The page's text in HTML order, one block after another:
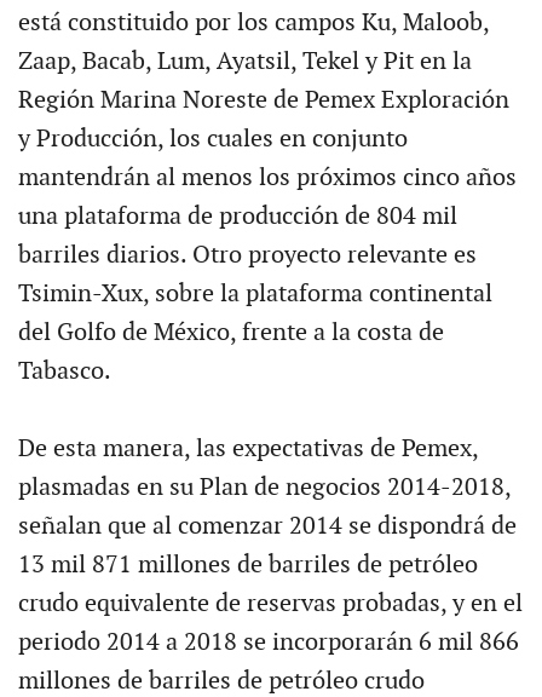
está constituido por los campos Ku, Maloob,
Zaap, Bacab, Lum, Ayatsil, Tekel y Pit en la
Región Marina Noreste de Pemex Exploración
y Producción, los cuales en conjunto
mantendrán al menos los próximos cinco años
una plataforma de producción de 804 mil
barriles diarios. Otro proyecto relevante es
Tsimin-Xux, sobre la plataforma continental
del Golfo de México, frente a la costa de
Tabasco.
De esta manera, las expectativas de Pemex,
plasmadas en su Plan de negocios 2014-2018,
señalan que al comenzar 2014 se dispondrá de
13 mil 871 millones de barriles de petróleo
crudo equivalente de reservas probadas, y en el
periodo 2014 a 2018 se incorporarán 6 mil 866
millones de barriles de petróleo crudo